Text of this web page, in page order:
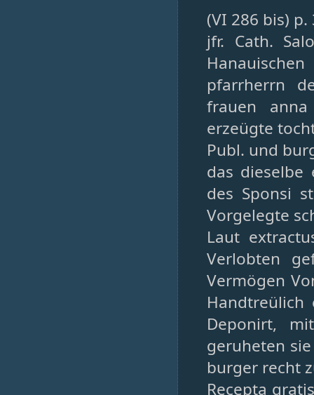
(VI 286 bis)
jfr. Cath.
pfarrherrn
frauen
erzeügte
Publ. und
das dieselbe
des Sponsi
Vorgelegte
Laut
Verlobten
Vermögen
Deponirt,
geruheten
burger recht
Recepta